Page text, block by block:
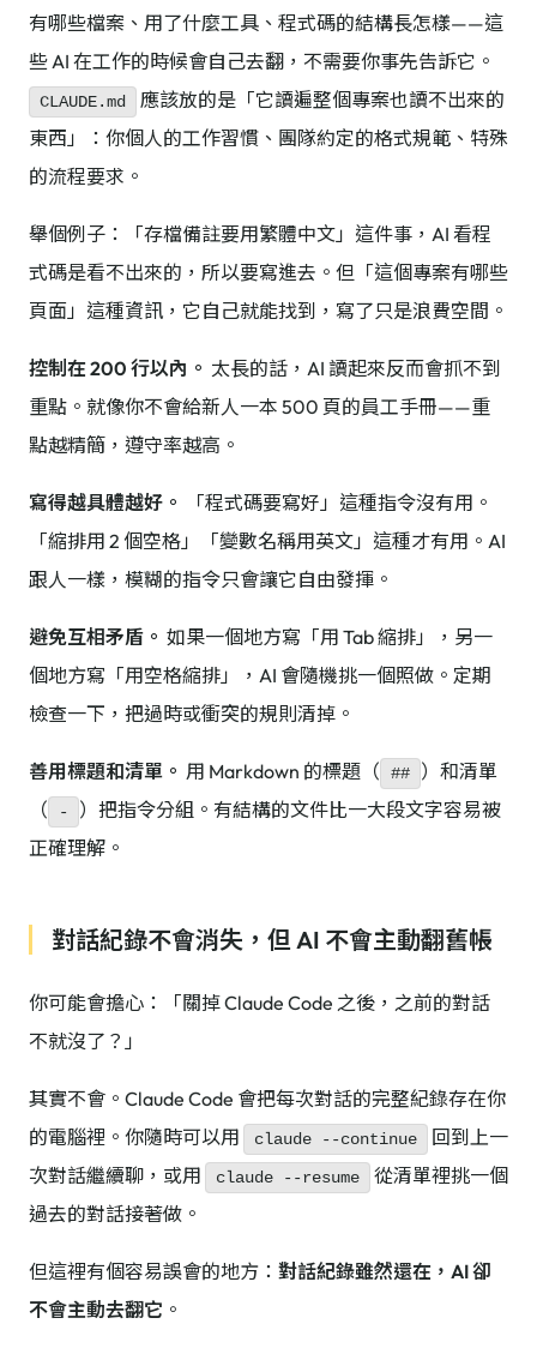
有哪些檔案、用了什麼工具、程式碼的結構長怎樣——這
些 AI 在工作的時候會自己去翻，不需要你事先告訴它。
CLAUDE.md
應該放的是「它讀遍整個專案也讀不出來的
東西」：你個人的工作習慣、團隊約定的格式規範、特殊
的流程要求。
舉個例子：「存檔備註要用繁體中文」這件事，AI 看程
式碼是看不出來的，所以要寫進去。但「這個專案有哪些
頁面」這種資訊，它自己就能找到，寫了只是浪費空間。
控制在 200 行以內。 太長的話，AI 讀起來反而會抓不到
重點。就像你不會給新人一本 500 頁的員工手冊——重
點越精簡，遵守率越高。
寫得越具體越好。
「程式碼要寫好」這種指令沒有用。
「縮排用 2 個空格」「變數名稱用英文」這種才有用。AI
跟人一樣，模糊的指令只會讓它自由發揮。
避免互相矛盾。 如果一個地方寫「用 Tab 縮排」，另一
個地方寫「用空格縮排」，AI 會隨機挑一個照做。定期
檢查一下，把過時或衝突的規則清掉。
善用標題和清單。 用 Markdown 的標題（ ##
）和清單
（
-
）把指令分組。有結構的文件比一大段文字容易被
正確理解。
對話紀錄不會消失，但 AI 不會主動翻舊帳
你可能會擔心：「關掉 Claude Code 之後，之前的對話
不就沒了？」
其實不會。Claude Code 會把每次對話的完整紀錄存在你
的電腦裡。你隨時可以用
claude --continue
回到上一
次對話繼續聊，或用
claude --resume
從清單裡挑一個
過去的對話接著做。
但這裡有個容易誤會的地方： 對話紀錄雖然還在，AI 卻
不會主動去翻它 。